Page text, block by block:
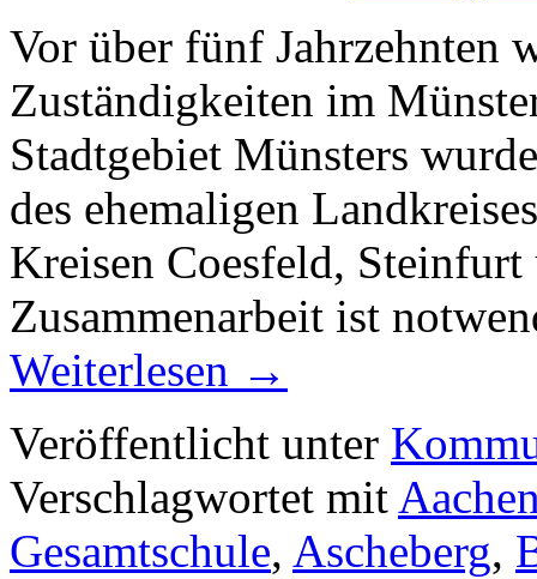
Vor über fünf Jahrzehnten
Zuständigkeiten im
Stadtgebiet Münsters
des ehemaligen
Kreisen Coesfeld,
Zusammenarbeit ist
Weiterlesen →
Veröffentlicht unter
Verschlagwortet mit
Gesamtschule, Ascheberg,